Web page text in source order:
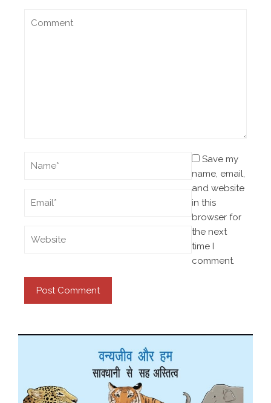
Save my
name, email,
and website
in this
browser for
the next
time I
comment.